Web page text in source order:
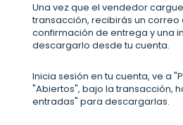
Una vez que el vendedor
transacción, recibirás un
confirmación de entrega y una
descargarlo desde tu cuenta.
Inicia sesión en tu cuenta, ve a
"Abiertos", bajo la transacción,
entradas" para descargarlas.